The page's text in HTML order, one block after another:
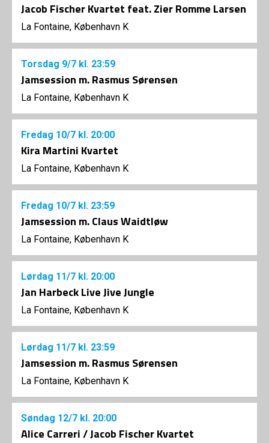
Jacob Fischer Kvartet feat. Zier Romme Larsen
La Fontaine, København K
Torsdag 9/7 kl. 23:59
Jamsession m. Rasmus Sørensen
La Fontaine, København K
Fredag 10/7 kl. 20:00
Kira Martini Kvartet
La Fontaine, København K
Fredag 10/7 kl. 23:59
Jamsession m. Claus Waidtløw
La Fontaine, København K
Lørdag 11/7 kl. 20:00
Jan Harbeck Live Jive Jungle
La Fontaine, København K
Lørdag 11/7 kl. 23:59
Jamsession m. Rasmus Sørensen
La Fontaine, København K
Søndag 12/7 kl. 20:00
Alice Carreri / Jacob Fischer Kvartet